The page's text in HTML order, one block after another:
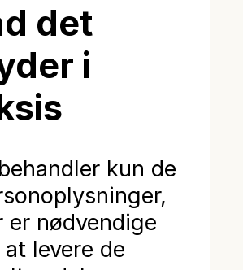
det
i
kun de
er nødvendige
levere de